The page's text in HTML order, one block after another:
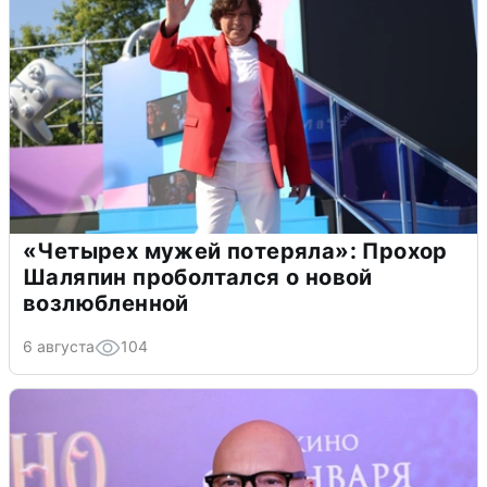
«Четырех мужей потеряла»: Прохор
Шаляпин проболтался о новой
возлюбленной
6 августа 104